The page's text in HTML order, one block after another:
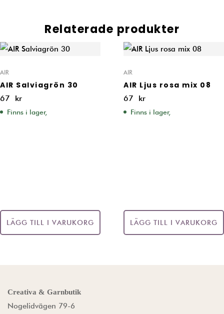
Relaterade produkter
AIR
AIR Salviagrön 30
67 kr
Finns i lager,
LÄGG TILL I VARUKORG
AIR
AIR Ljus rosa mix 08
67 kr
Finns i lager,
LÄGG TILL I VARUKORG
Creativa & Garnbutik
Nogelidvägen 79-6